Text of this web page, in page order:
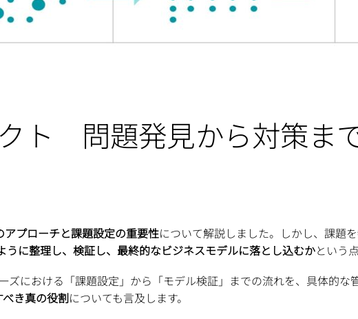
クト 問題発見から対策ま
アプローチと課題設定の重要性について解説しました。しかし、課題
うに整理し、検証し、最終的なビジネスモデルに落とし込むかという
ズにおける「課題設定」から「モデル検証」までの流れを、具体的な
き真の役割についても言及します。